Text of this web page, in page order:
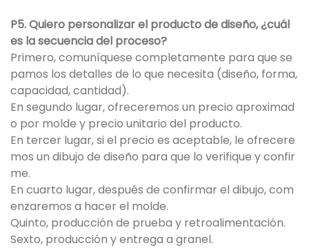
P5. Quiero personalizar el producto de diseño, ¿cuál
es la secuencia del proceso?
Primero, comuníquese completamente para que se
pamos los detalles de lo que necesita (diseño, forma,
capacidad, cantidad).
En segundo lugar, ofreceremos un precio aproximad
o por molde y precio unitario del producto.
En tercer lugar, si el precio es aceptable, le ofrecere
mos un dibujo de diseño para que lo verifique y confir
me.
En cuarto lugar, después de confirmar el dibujo, com
enzaremos a hacer el molde.
Quinto, producción de prueba y retroalimentación.
Sexto, producción y entrega a granel.